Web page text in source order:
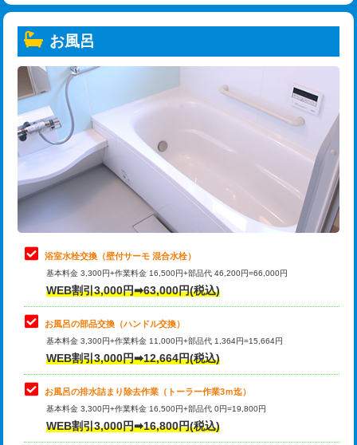
トーラー機使用/3mまで
追加トーラー機使用/3m超え
カメラ調査 33,000円
桝清掃 8,800円
止水・漏水調査・防水処理・清掃・修
理・調整・分解・加工など（軽作業）
止水・漏水調査・防水処理・清掃・修
理・調整・分解・加工など（中作業）
22,000円
止水・漏水調査・防水処理・清掃・修
理・調整・分解・加工など（重作業）
33,000円
トイレタンク脱着
トイレ便器脱着
タンクレストイレ脱着 33,000円
小便器トイレ脱着
お風呂
浴室水栓交換（壁付サーモ 混合水栓）
基本料金 3,300円+作業料金 16,500円+部品代 46,200円=66,000円
WEB割引3,000円➡63,000円(税込)
お風呂の部品交換（ハンドル交換）
基本料金 3,300円+作業料金 11,000円+部品代 1,364円=15,664円
WEB割引3,000円➡12,664円(税込)
お風呂の排水詰まり除去作業（トーラー作業3ｍ迄）
基本料金 3,300円+作業料金 16,500円+部品代 0円=19,800円
WEB割引3,000円➡16,800円(税込)